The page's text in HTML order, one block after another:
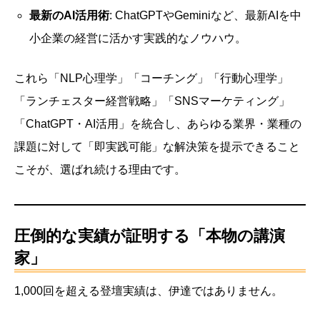
最新のAI活用術: ChatGPTやGeminiなど、最新AIを中
小企業の経営に活かす実践的なノウハウ。
これら「NLP心理学」「コーチング」「行動心理学」
「ランチェスター経営戦略」「SNSマーケティング」
「ChatGPT・AI活用」を統合し、あらゆる業界・業種の
課題に対して「即実践可能」な解決策を提示できること
こそが、選ばれ続ける理由です。
圧倒的な実績が証明する「本物の講演
家」
1,000回を超える登壇実績は、伊達ではありません。